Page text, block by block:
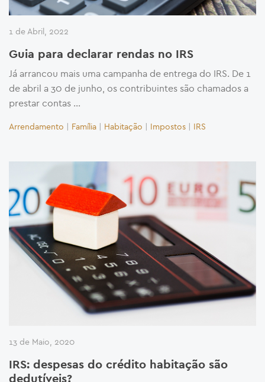
1 de Abril, 2022
Guia para declarar rendas no IRS
Já arrancou mais uma campanha de entrega do IRS. De 1
de abril a 30 de junho, os contribuintes são chamados a
prestar contas …
Arrendamento | Família | Habitação | Impostos | IRS
13 de Maio, 2020
IRS: despesas do crédito habitação são
dedutíveis?